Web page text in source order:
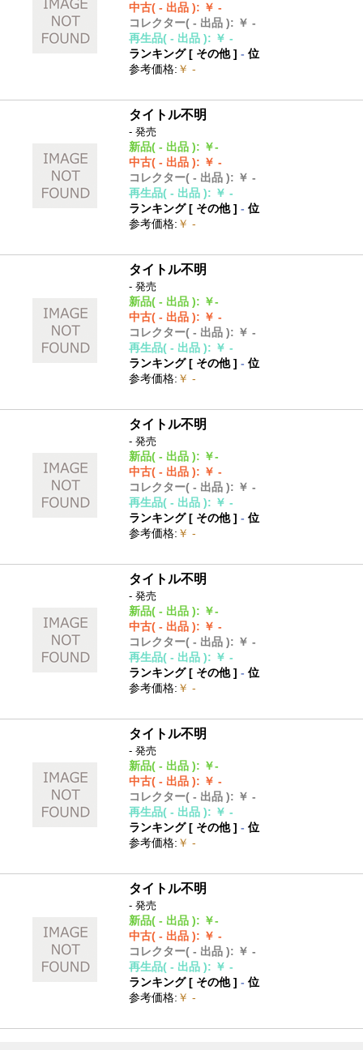
中古( - 出品 ): ￥ -
コレクター( - 出品 ): ￥ -
再生品( - 出品 ): ￥ -
ランキング [ その他]- 位
参考価格: ￥ -
タイトル不明
- 発売
新品( - 出品 ): ￥-
中古( - 出品 ): ￥ -
コレクター( - 出品 ): ￥ -
再生品( - 出品 ): ￥ -
ランキング [ その他]- 位
参考価格: ￥ -
タイトル不明
- 発売
新品( - 出品 ): ￥-
中古( - 出品 ): ￥ -
コレクター( - 出品 ): ￥ -
再生品( - 出品 ): ￥ -
ランキング [ その他]- 位
参考価格: ￥ -
タイトル不明
- 発売
新品( - 出品 ): ￥-
中古( - 出品 ): ￥ -
コレクター( - 出品 ): ￥ -
再生品( - 出品 ): ￥ -
ランキング [ その他]- 位
参考価格: ￥ -
タイトル不明
- 発売
新品( - 出品 ): ￥-
中古( - 出品 ): ￥ -
コレクター( - 出品 ): ￥ -
再生品( - 出品 ): ￥ -
ランキング [ その他]- 位
参考価格: ￥ -
タイトル不明
- 発売
新品( - 出品 ): ￥-
中古( - 出品 ): ￥ -
コレクター( - 出品 ): ￥ -
再生品( - 出品 ): ￥ -
ランキング [ その他]- 位
参考価格: ￥ -
タイトル不明
- 発売
新品( - 出品 ): ￥-
中古( - 出品 ): ￥ -
コレクター( - 出品 ): ￥ -
再生品( - 出品 ): ￥ -
ランキング [ その他]- 位
参考価格: ￥ -